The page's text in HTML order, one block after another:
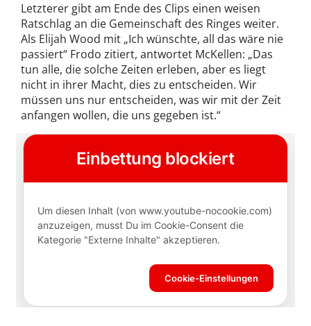
Letzterer gibt am Ende des Clips einen weisen
Ratschlag an die Gemeinschaft des Ringes weiter.
Als Elijah Wood mit „Ich wünschte, all das wäre nie
passiert“ Frodo zitiert, antwortet McKellen: „Das
tun alle, die solche Zeiten erleben, aber es liegt
nicht in ihrer Macht, dies zu entscheiden. Wir
müssen uns nur entscheiden, was wir mit der Zeit
anfangen wollen, die uns gegeben ist.“